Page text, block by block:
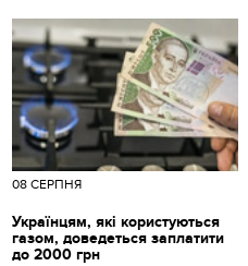
08 СЕРПНЯ
Українцям, які користуються
газом, доведеться заплатити
до 2000 грн